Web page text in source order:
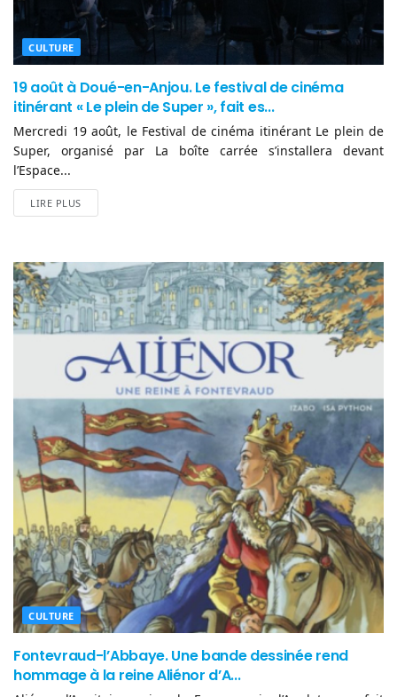
CULTURE
19 août à Doué-en-Anjou. Le festival de cinéma
itinérant « Le plein de Super », fait es...
Mercredi 19 août, le Festival de cinéma itinérant Le plein de
Super, organisé par La boîte carrée s’installera devant
l’Espace...
LIRE PLUS
CULTURE
Fontevraud-l’Abbaye. Une bande dessinée rend
hommage à la reine Aliénor d’A...